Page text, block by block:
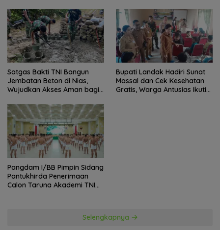
Lurah
Satgas Bakti TNI Bangun
Jembatan Beton di Nias,
Wujudkan Akses Aman bagi
Bupati Landak Hadiri Sunat
Massal dan Cek Kesehatan
Gratis, Warga Antusias Ikuti
Pangdam I/BB Pimpin Sidang
Pantukhirda Penerimaan
Calon Taruna Akademi TNI
Selengkapnya